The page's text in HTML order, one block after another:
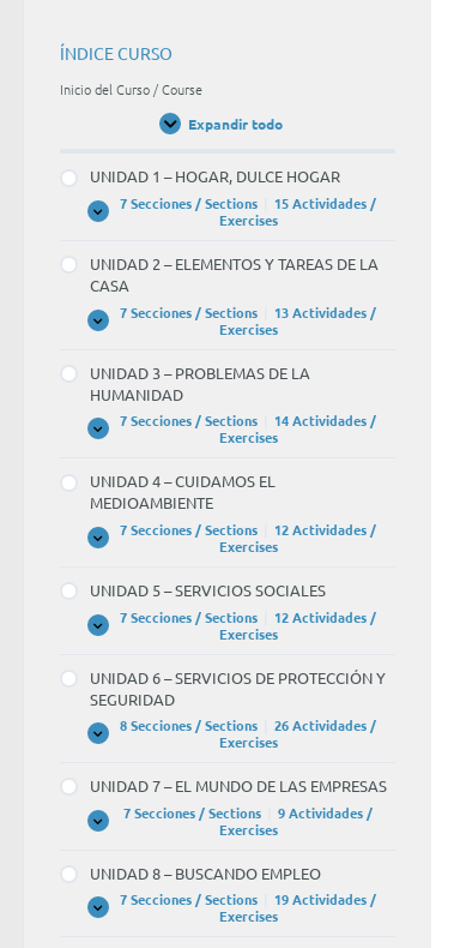
ÍNDICE CURSO
Inicio del Curso / Course
Expandir todo
Unidades
UNIDAD 1 – HOGAR, DULCE HOGAR
Expandir
UNIDAD
HOGAR,
DULCE
7 Secciones / Sections
15 Actividades /
Exercises
UNIDAD 2 – ELEMENTOS Y TAREAS DE LA
CASA
Expandir
UNIDAD
ELEMENTOS
Y
DE
LA
7 Secciones / Sections
13 Actividades /
Exercises
UNIDAD 3 – PROBLEMAS DE LA
HUMANIDAD
Expandir
UNIDAD
PROBLEMAS
DE
HUMANIDAD
7 Secciones / Sections
14 Actividades /
Exercises
UNIDAD 4 – CUIDAMOS EL
MEDIOAMBIENTE
Expandir
UNIDAD
CUIDAMOS
EL
MEDIOAMBIENTE
7 Secciones / Sections
12 Actividades /
Exercises
UNIDAD 5 – SERVICIOS SOCIALES
Expandir
UNIDAD
SERVICIOS
SOCIALES
7 Secciones / Sections
12 Actividades /
Exercises
UNIDAD 6 – SERVICIOS DE PROTECCIÓN Y
SEGURIDAD
Expandir
UNIDAD
SERVICIOS
DE
PROTECCIÓN
8 Secciones / Sections
26 Actividades /
Exercises
UNIDAD 7 – EL MUNDO DE LAS EMPRESAS
Expandir
UNIDAD
EL
MUNDO
DE
7 Secciones / Sections
9 Actividades /
Exercises
UNIDAD 8 – BUSCANDO EMPLEO
Expandir
UNIDAD
7 Secciones / Sections
19 Actividades /
Exercises